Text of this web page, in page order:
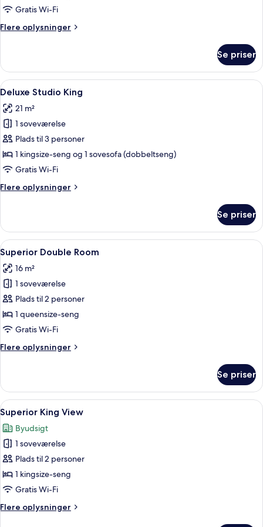
Gratis Wi-Fi
Flere oplysninger
Flere
King
Se priser
Indlæs
alle
billeder
af
Deluxe
Studio
King
Et hotelværelse med en stor seng,
5
Deluxe Studio King
21 m²
1 soveværelse
Plads til 3 personer
1 kingsize-seng og 1 sovesofa (dobbeltseng)
Gratis Wi-Fi
Flere oplysninger
Flere
Studio
King
Se priser
Indlæs
alle
billeder
af
Superior
Double
Room
Et hotelværelse med en stor seng,
5
Superior Double Room
16 m²
1 soveværelse
Plads til 2 personer
1 queensize-seng
Gratis Wi-Fi
Flere oplysninger
Flere
Double
Room
Se priser
Indlæs
alle
billeder
af
Superior
King
View
Et hotelværelse med en stor seng,
5
Superior King View
Byudsigt
1 soveværelse
Plads til 2 personer
1 kingsize-seng
Gratis Wi-Fi
Flere oplysninger
Flere